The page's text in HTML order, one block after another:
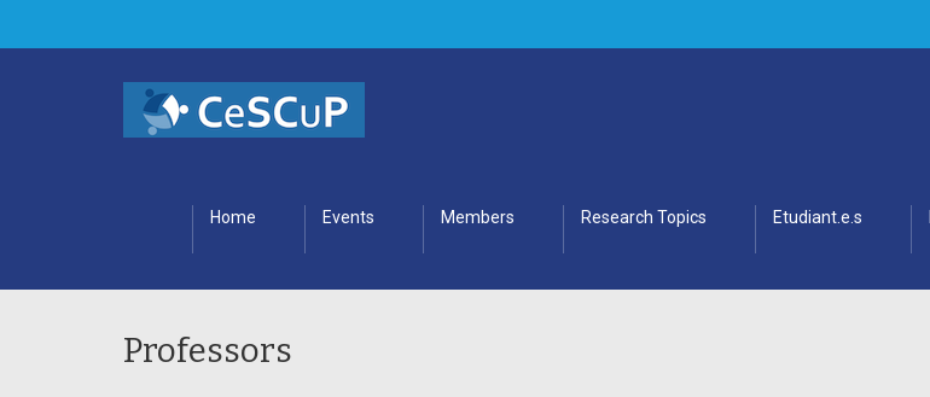
Home Events Members Research Topics Etudiant.e.s
Professors